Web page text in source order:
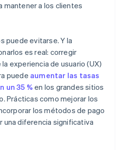
mantener a los clientes
puede evitarse. Y la
es real: corregir
experiencia de usuario (UX)
puede aumentar las tasas
un 35 % en los grandes sitios
Prácticas como mejorar los
los métodos de pago
una diferencia significativa